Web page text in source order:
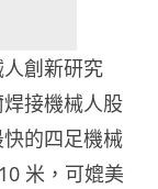
創新研究
接機械人股
的四足機械
米，可媲美